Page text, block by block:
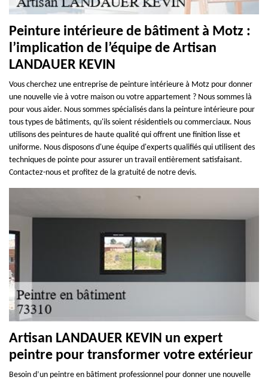
Peinture intérieure de bâtiment à Motz :
l’implication de l’équipe de Artisan
LANDAUER KEVIN
Vous cherchez une entreprise de peinture intérieure à Motz pour donner
une nouvelle vie à votre maison ou votre appartement ? Nous sommes là
pour vous aider. Nous sommes spécialisés dans la peinture intérieure pour
tous types de bâtiments, qu'ils soient résidentiels ou commerciaux. Nous
utilisons des peintures de haute qualité qui offrent une finition lisse et
uniforme. Nous disposons d'une équipe d'experts qualifiés qui utilisent des
techniques de pointe pour assurer un travail entièrement satisfaisant.
Contactez-nous et profitez de la gratuité de notre devis.
Artisan LANDAUER KEVIN un expert
peintre pour transformer votre extérieur
Besoin d’un peintre en bâtiment professionnel pour donner une nouvelle